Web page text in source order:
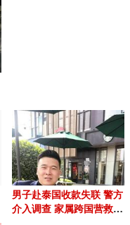
男子赴泰国收款失联 警方
介入调查 家属跨国营救54